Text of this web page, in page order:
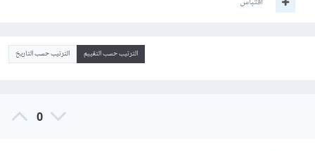
الترتيب حسب التقييم الترتيب حسب التاريخ
0